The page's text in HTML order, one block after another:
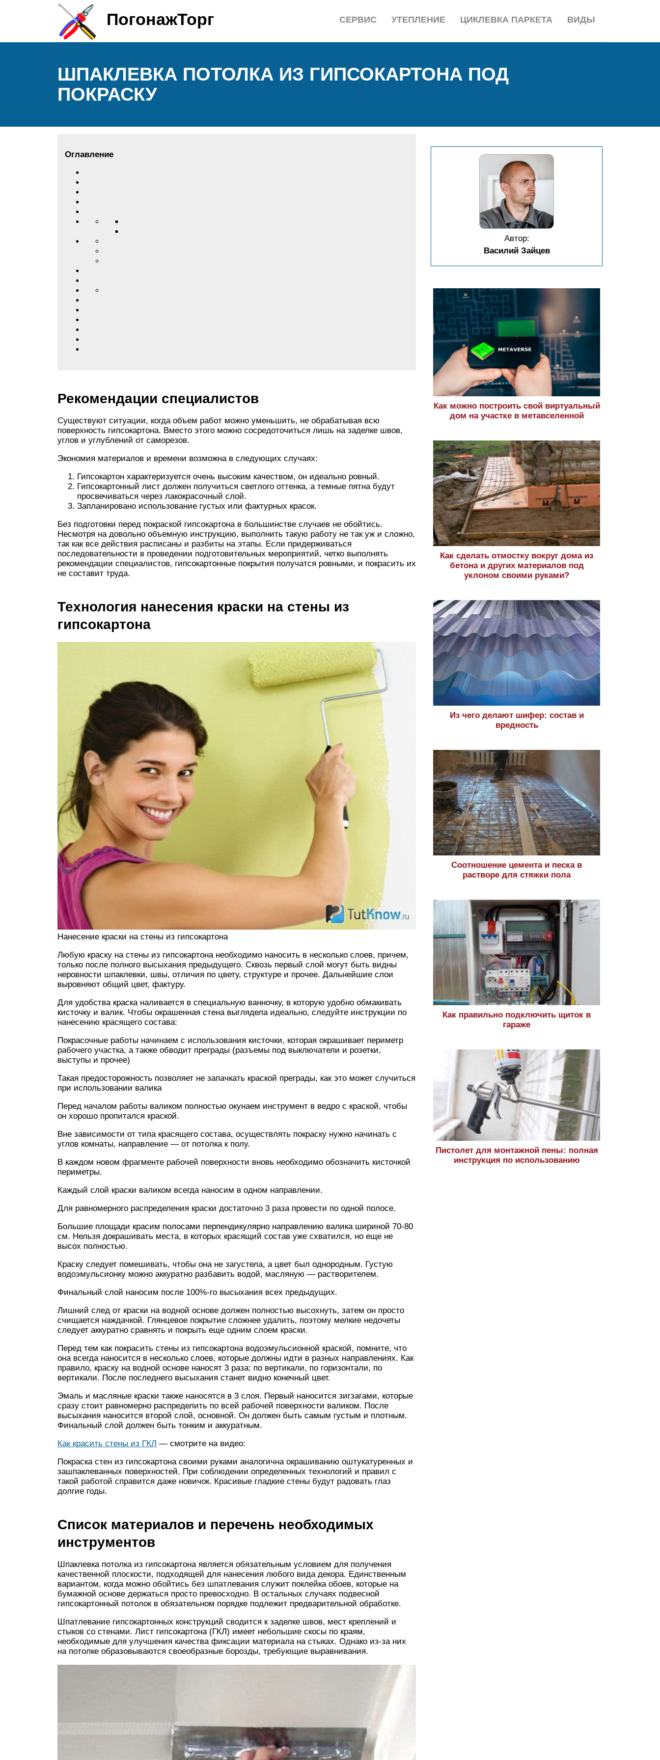
ПогонажТорг ВИДЫ
ЦИКЛЕВКА ПАРКЕТА
УТЕПЛЕНИЕ
СЕРВИС
ШПАКЛЕВКА ПОТОЛКА ИЗ ГИПСОКАРТОНА ПОД
ПОКРАСКУ
Оглавление
Рекомендации специалистов
Существуют ситуации, когда объем работ можно уменьшить, не обрабатывая всю
поверхность гипсокартона. Вместо этого можно сосредоточиться лишь на заделке швов,
углов и углублений от саморезов.
Экономия материалов и времени возможна в следующих случаях:
Гипсокартон характеризуется очень высоким качеством, он идеально ровный.
Гипсокартонный лист должен получиться светлого оттенка, а темные пятна будут
просвечиваться через лакокрасочный слой.
Запланировано использование густых или фактурных красок.
Без подготовки перед покраской гипсокартона в большинстве случаев не обойтись.
Несмотря на довольно объемную инструкцию, выполнить такую работу не так уж и сложно,
так как все действия расписаны и разбиты на этапы. Если придерживаться
последовательности в проведении подготовительных мероприятий, четко выполнять
рекомендации специалистов, гипсокартонные покрытия получатся ровными, и покрасить их
не составит труда.
Технология нанесения краски на стены из
гипсокартона
Нанесение краски на стены из гипсокартона
Любую краску на стены из гипсокартона необходимо наносить в несколько слоев, причем,
только после полного высыхания предыдущего. Сквозь первый слой могут быть видны
неровности шпаклевки, швы, отличия по цвету, структуре и прочее. Дальнейшие слои
выровняют общий цвет, фактуру.
Для удобства краска наливается в специальную ванночку, в которую удобно обмакивать
кисточку и валик. Чтобы окрашенная стена выглядела идеально, следуйте инструкции по
нанесению красящего состава:
Покрасочные работы начинаем с использования кисточки, которая окрашивает периметр
рабочего участка, а также обводит преграды (разъемы под выключатели и розетки,
выступы и прочее)
Такая предосторожность позволяет не запачкать краской преграды, как это может случиться
при использовании валика
Перед началом работы валиком полностью окунаем инструмент в ведро с краской, чтобы
он хорошо пропитался краской.
Вне зависимости от типа красящего состава, осуществлять покраску нужно начинать с
углов комнаты, направление — от потолка к полу.
В каждом новом фрагменте рабочей поверхности вновь необходимо обозначить кисточкой
периметры.
Каждый слой краски валиком всегда наносим в одном направлении.
Для равномерного распределения краски достаточно 3 раза провести по одной полосе.
Большие площади красим полосами перпендикулярно направлению валика шириной 70-80
см. Нельзя докрашивать места, в которых красящий состав уже схватился, но еще не
высох полностью.
Краску следует помешивать, чтобы она не загустела, а цвет был однородным. Густую
водоэмульсионку можно аккуратно разбавить водой, масляную — растворителем.
Финальный слой наносим после 100%-го высыхания всех предыдущих.
Лишний след от краски на водной основе должен полностью высохнуть, затем он просто
счищается наждачкой. Глянцевое покрытие сложнее удалить, поэтому мелкие недочеты
следует аккуратно сравнять и покрыть еще одним слоем краски.
Перед тем как покрасить стены из гипсокартона водоэмульсионной краской, помните, что
она всегда наносится в несколько слоев, которые должны идти в разных направлениях. Как
правило, краску на водной основе наносят 3 раза: по вертикали, по горизонтали, по
вертикали. После последнего высыхания станет видно конечный цвет.
Эмаль и масляные краски также наносятся в 3 слоя. Первый наносится зигзагами, которые
сразу стоит равномерно распределить по всей рабочей поверхности валиком. После
высыхания наносится второй слой, основной. Он должен быть самым густым и плотным.
Финальный слой должен быть тонким и аккуратным.
Как красить стены из ГКЛ — смотрите на видео:
Покраска стен из гипсокартона своими руками аналогична окрашиванию оштукатуренных и
зашпаклеванных поверхностей. При соблюдении определенных технологий и правил с
такой работой справится даже новичок. Красивые гладкие стены будут радовать глаз
долгие годы.
Список материалов и перечень необходимых
инструментов
Шпаклевка потолка из гипсокартона является обязательным условием для получения
качественной плоскости, подходящей для нанесения любого вида декора. Единственным
вариантом, когда можно обойтись без шпатлевания служит поклейка обоев, которые на
бумажной основе держаться просто превосходно. В остальных случаях подвесной
гипсокартонный потолок в обязательном порядке подлежит предварительной обработке.
Шпатлевание гипсокартонных конструкций сводится к заделке швов, мест креплений и
стыков со стенами. Лист гипсокартона (ГКЛ) имеет небольшие скосы по краям,
необходимые для улучшения качества фиксации материала на стыках. Однако из-за них
на потолке образовываются своеобразные борозды, требующие выравнивания.
Автор:
Василий Зайцев
Как можно построить свой виртуальный
дом на участке в метавселенной
Как сделать отмостку вокруг дома из
бетона и других материалов под
уклоном своими руками?
Из чего делают шифер: состав и
вредность
Соотношение цемента и песка в
растворе для стяжки пола
Как правильно подключить щиток в
гараже
Пистолет для монтажной пены: полная
инструкция по использованию